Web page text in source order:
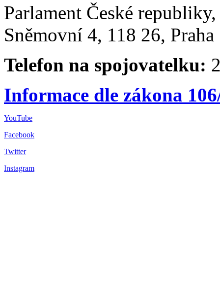
Parlament České
Sněmovní 4, 118 26,
Telefon na spojovatelku:
Informace dle zákona
YouTube
Facebook
Twitter
Instagram